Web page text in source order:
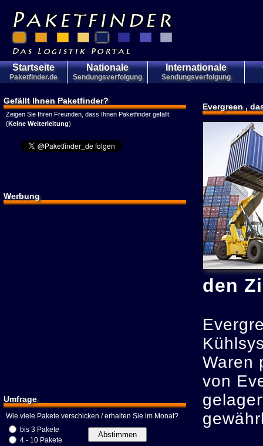
Startseite
Paketfinder.de
Nationale
Sendungsverfolgung
Internationale
Sendungsverfolgung
Gefällt Ihnen Paketfinder?
Zeigen Sie Ihren Freunden, dass Ihnen Paketfinder gefällt.
(Keine Weiterleitung)
Werbung
Umfrage
Wie viele Pakete verschicken / erhalten Sie im Monat?
bis 3 Pakete
4 - 10 Pakete
Evergreen ,
den
Waren
von